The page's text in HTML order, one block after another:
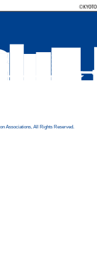
Associations, All Rights Reserved.